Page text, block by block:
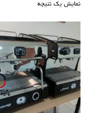
نمایش یک نتیجه